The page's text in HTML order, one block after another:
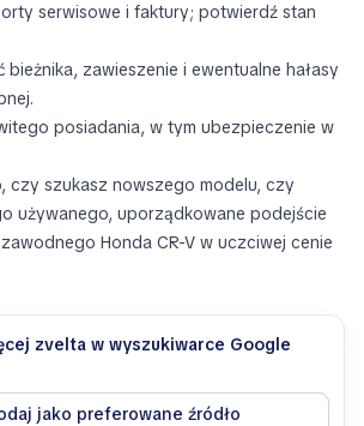
serwisowe i faktury; potwierdź stan
bieżnika, zawieszenie i ewentualne hałasy
posiadania, w tym ubezpieczenie w
czy szukasz nowszego modelu, czy
używanego, uporządkowane podejście
Honda CR-V w uczciwej cenie
zvelta w wyszukiwarce Google
jako preferowane źródło